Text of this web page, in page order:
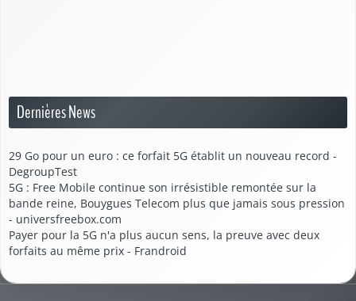
Dernières News
29 Go pour un euro : ce forfait 5G établit un nouveau record -
DegroupTest
5G : Free Mobile continue son irrésistible remontée sur la
bande reine, Bouygues Telecom plus que jamais sous pression
- universfreebox.com
Payer pour la 5G n'a plus aucun sens, la preuve avec deux
forfaits au même prix - Frandroid